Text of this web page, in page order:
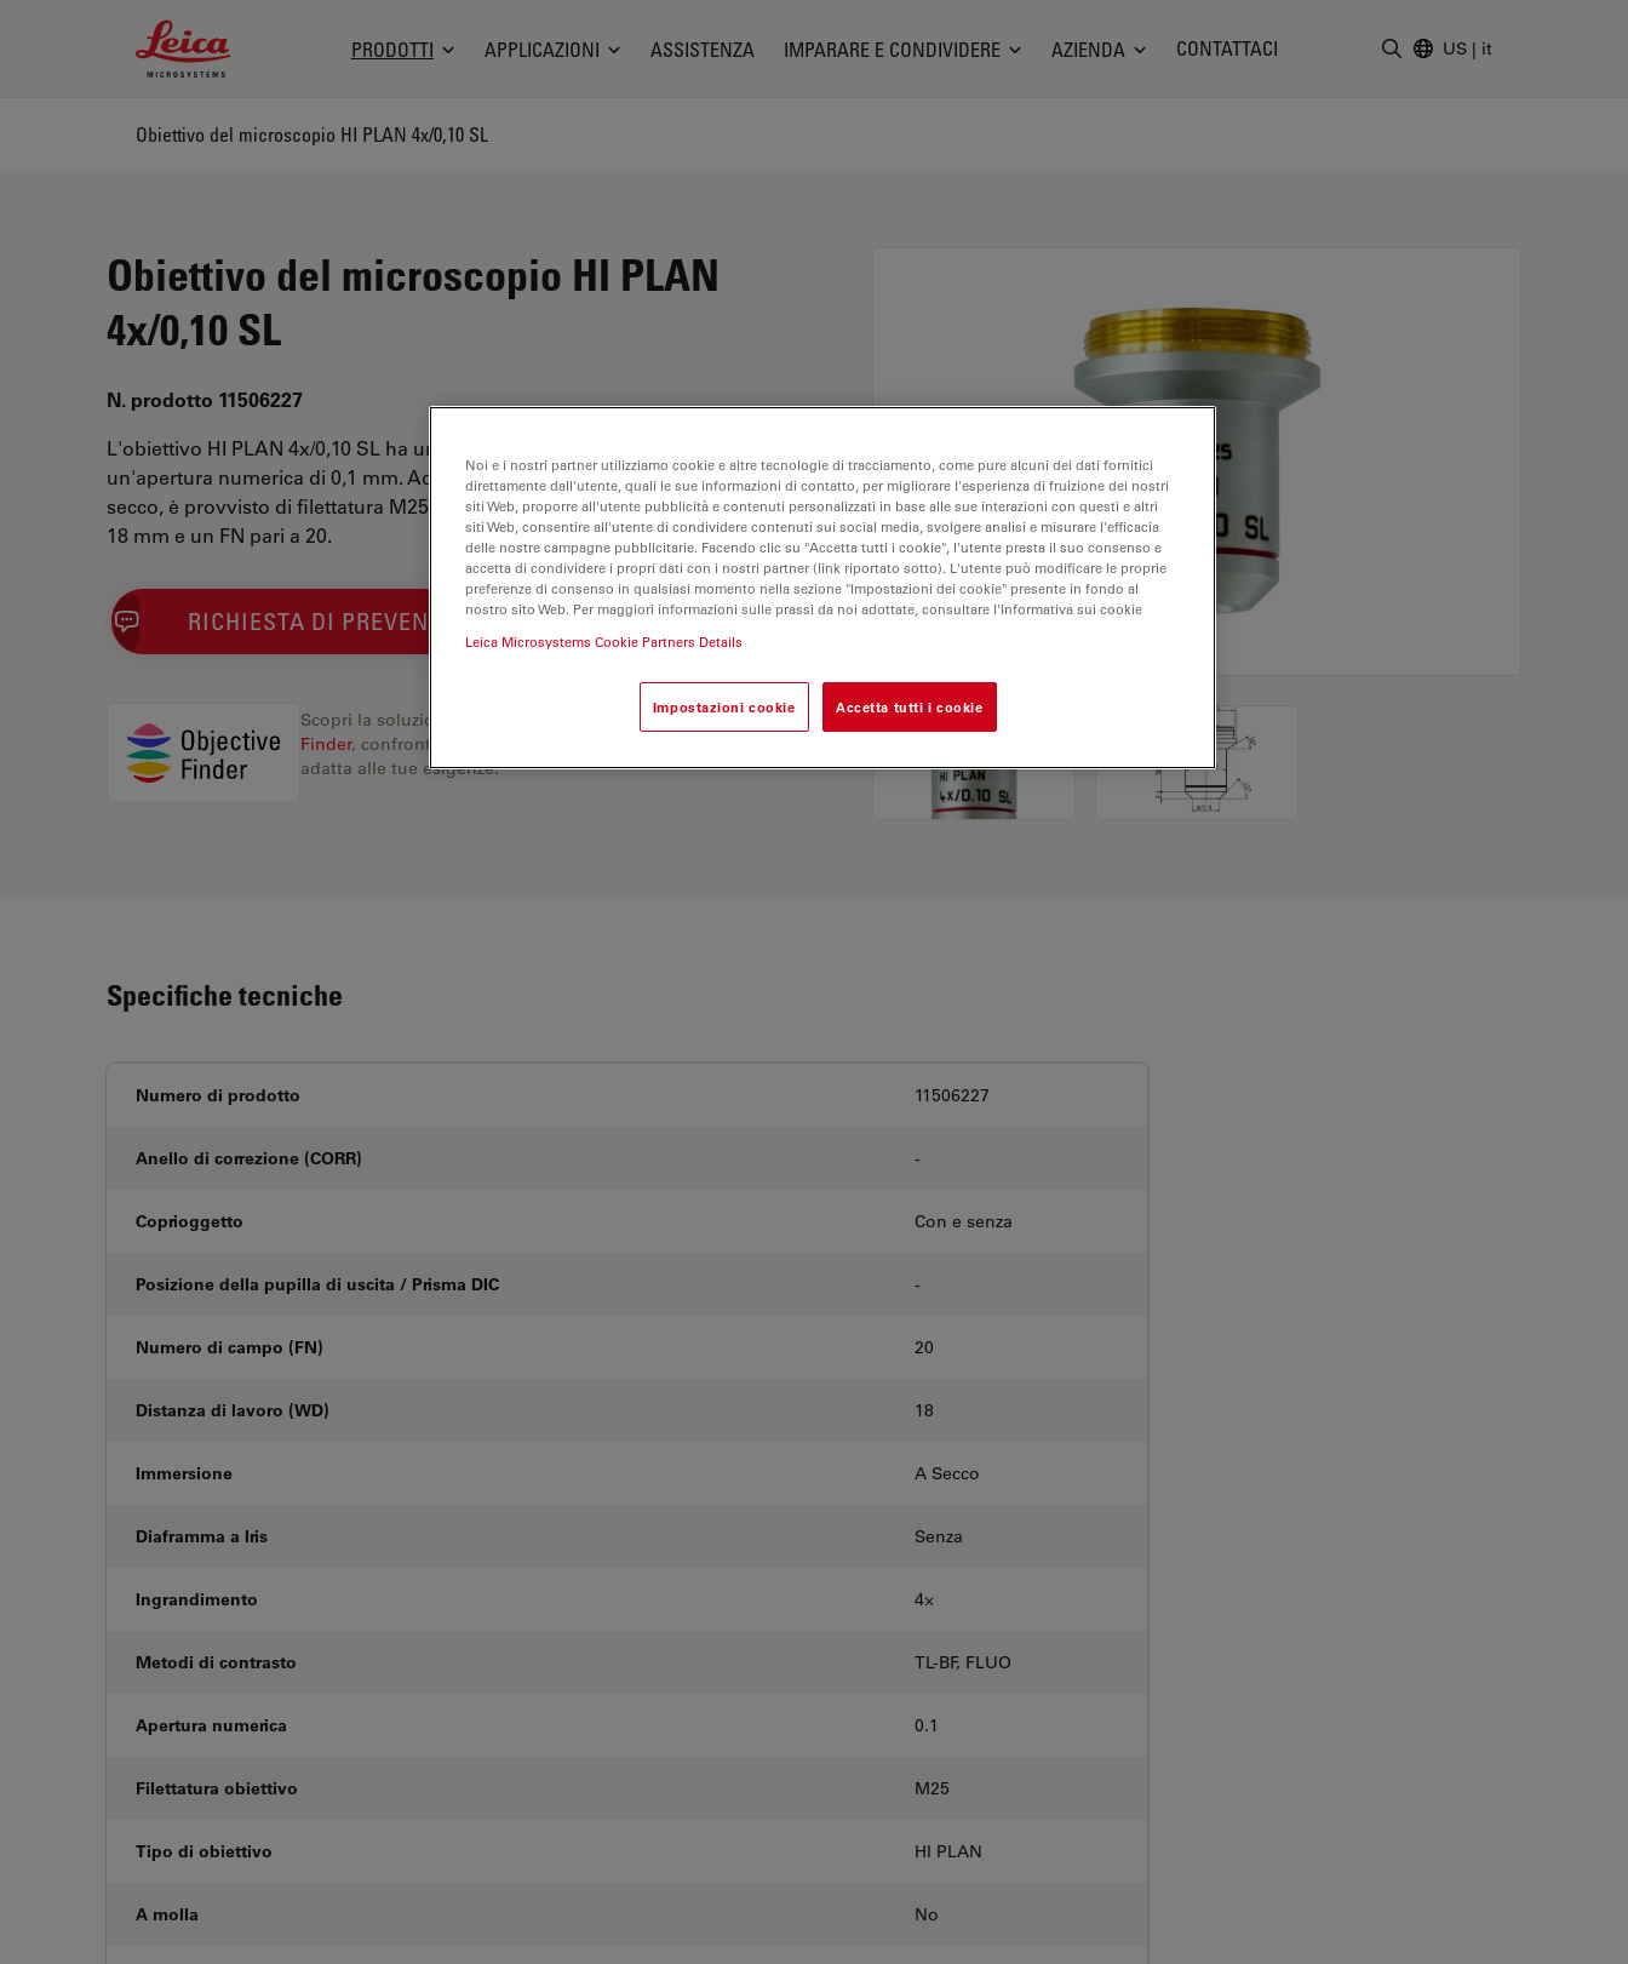
Leica Microsystems Logo
PRODOTTI APPLICAZIONI ASSISTENZA IMPARARE E CONDIVIDERE AZIENDA CONTATTACI US | it
Obiettivo del microscopio HI PLAN 4x/0,10 SL
Obiettivo del microscopio HI PLAN
4x/0,10 SL
N. prodotto 11506227
L'obiettivo HI PLAN 4x/0,10 SL ha un ingrandimento di 4X e
un'apertura numerica di 0,1 mm. Adatto per l'analisi dei campioni a
secco, è provvisto di filettatura M25, con una distanza di lavoro libera di
18 mm e un FN pari a 20.
RICHIESTA DI PREVENTIVO
Scopri la soluzione perfetta. Esplora il nostroObjective
Finder, confronta le alternative e trova l’opzione più
adatta alle tue esigenze.
Specifiche tecniche
Numero di prodotto 11506227
Anello di correzione (CORR) -
Coprioggetto Con e senza
Posizione della pupilla di uscita / Prisma DIC -
Numero di campo (FN) 20
Distanza di lavoro (WD) 18
Immersione A Secco
Diaframma a Iris Senza
Ingrandimento 4⨉
Metodi di contrasto TL-BF, FLUO
Apertura numerica 0.1
Filettatura obiettivo M25
Tipo di obiettivo HI PLAN
A molla No
Noi e i nostri partner utilizziamo cookie e altre tecnologie di tracciamento, come pure alcuni dei dati fornitici
direttamente dall'utente, quali le sue informazioni di contatto, per migliorare l'esperienza di fruizione dei nostri
siti Web, proporre all'utente pubblicità e contenuti personalizzati in base alle sue interazioni con questi e altri
siti Web, consentire all'utente di condividere contenuti sui social media, svolgere analisi e misurare l'efficacia
delle nostre campagne pubblicitarie. Facendo clic su "Accetta tutti i cookie", l'utente presta il suo consenso e
accetta di condividere i propri dati con i nostri partner (link riportato sotto). L'utente può modificare le proprie
preferenze di consenso in qualsiasi momento nella sezione "Impostazioni dei cookie" presente in fondo al
nostro sito Web. Per maggiori informazioni sulle prassi da noi adottate, consultare l'Informativa sui cookie
Leica Microsystems Cookie Partners Details
Impostazioni cookie Accetta tutti i cookie